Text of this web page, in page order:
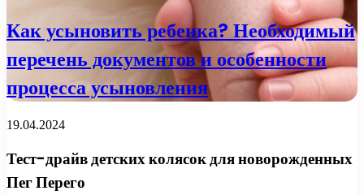
Как усыновить ребенка? Необходимый
перечень документов и особенности
процесса усыновления
19.04.2024
Тест-драйв детских колясок для новорожденных
Пег Перего